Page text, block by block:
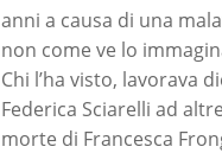
anni a causa di una
non come ve lo
Chi l’ha visto, lavorava
Federica Sciarelli ad
morte di Francesca